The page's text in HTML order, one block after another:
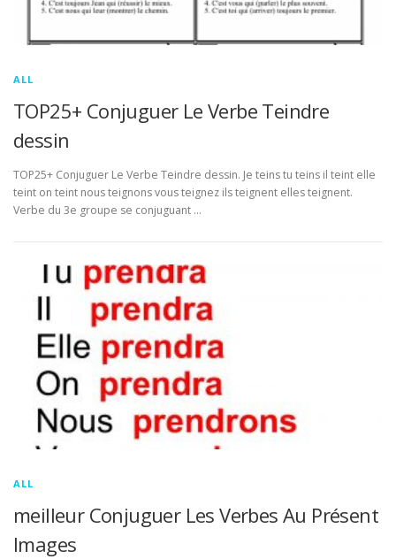
ALL
TOP25+ Conjuguer Le Verbe Teindre
dessin
TOP25+ Conjuguer Le Verbe Teindre dessin. Je teins tu teins il teint elle
teint on teint nous teignons vous teignez ils teignent elles teignent.
Verbe du 3e groupe se conjuguant …
ALL
meilleur Conjuguer Les Verbes Au Présent
Images